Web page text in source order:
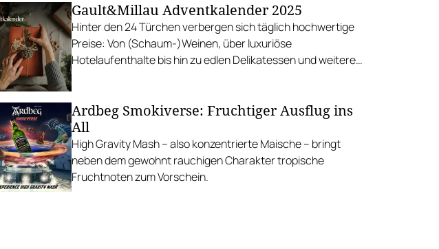
Gault&Millau Adventkalender 2025
Hinter den 24 Türchen verbergen sich täglich hochwertige
Preise: Von (Schaum-)Weinen, über luxuriöse
Hotelaufenthalte bis hin zu edlen Delikatessen und weiteren
Ardbeg Smokiverse: Fruchtiger Ausflug ins
All
High Gravity Mash – also konzentrierte Maische – bringt
neben dem gewohnt rauchigen Charakter tropische
Fruchtnoten zum Vorschein.